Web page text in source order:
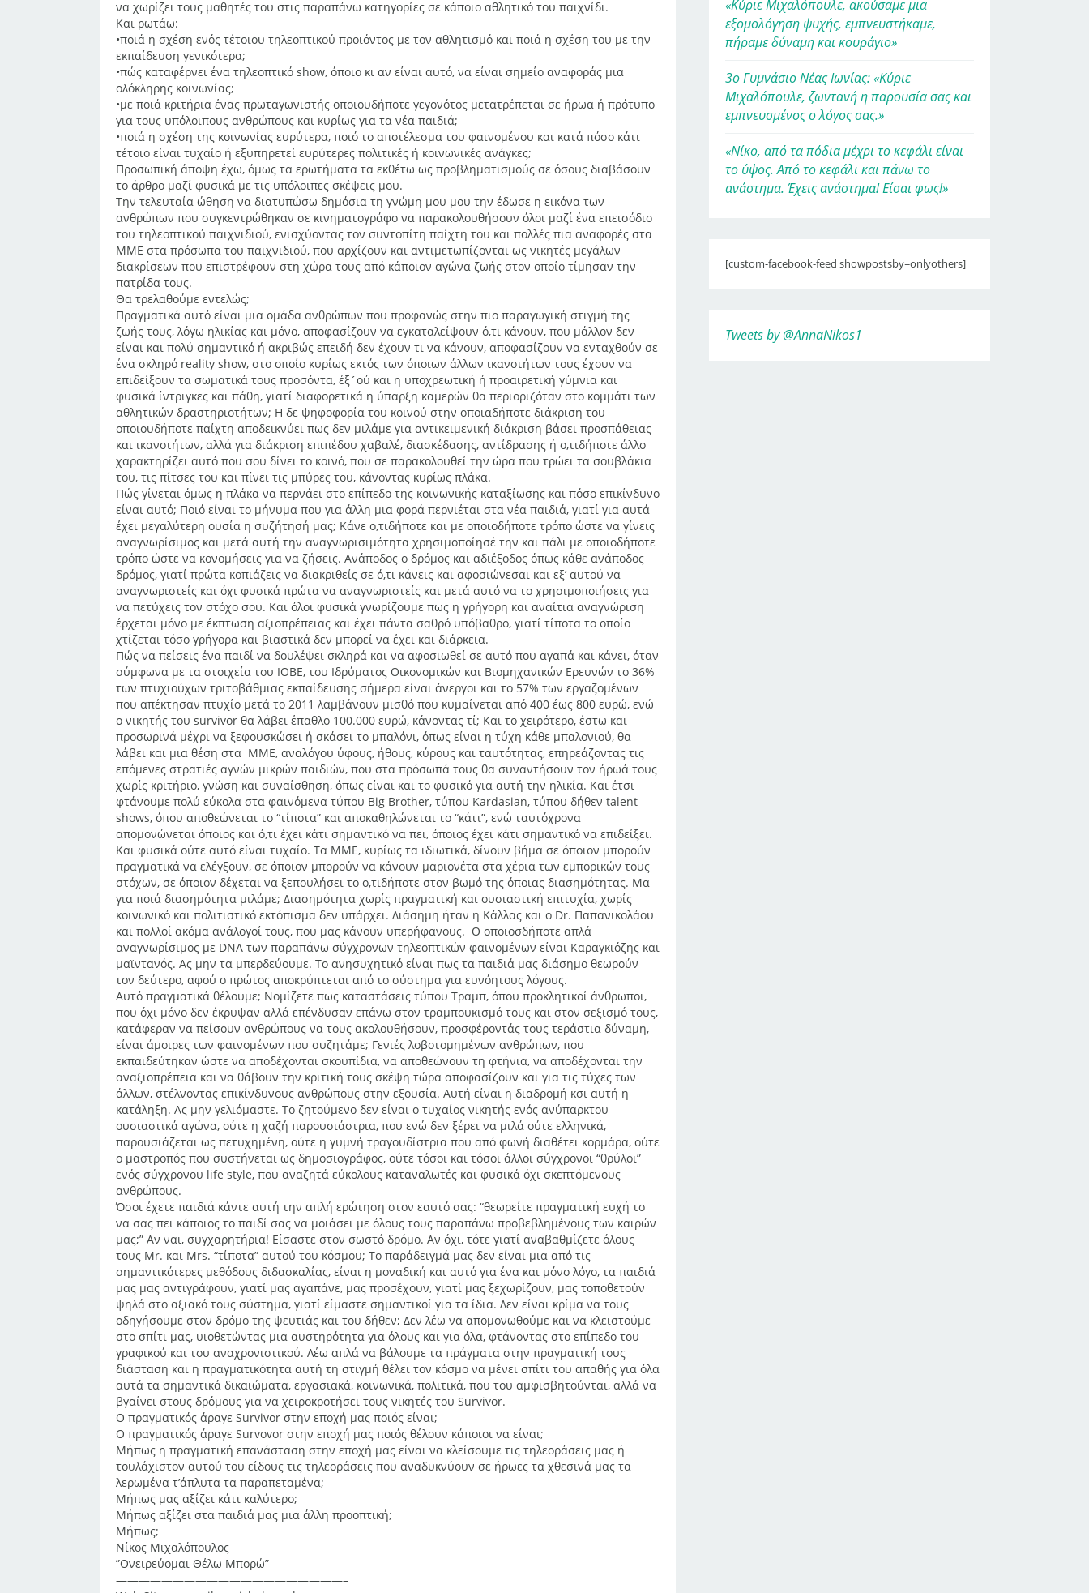
να χωρίζει τους μαθητές του στις παραπάνω κατηγορίες σε κάποιο αθλητικό του παιχνίδι.
Και ρωτάω:
•ποιά η σχέση ενός τέτοιου τηλεοπτικού προϊόντος με τον αθλητισμό και ποιά η σχέση του με την
εκπαίδευση γενικότερα;
•πώς καταφέρνει ένα τηλεοπτικό show, όποιο κι αν είναι αυτό, να είναι σημείο αναφοράς μια
ολόκληρης κοινωνίας;
•με ποιά κριτήρια ένας πρωταγωνιστής οποιουδήποτε γεγονότος μετατρέπεται σε ήρωα ή πρότυπο
για τους υπόλοιπους ανθρώπους και κυρίως για τα νέα παιδιά;
•ποιά η σχέση της κοινωνίας ευρύτερα, ποιό το αποτέλεσμα του φαινομένου και κατά πόσο κάτι
τέτοιο είναι τυχαίο ή εξυπηρετεί ευρύτερες πολιτικές ή κοινωνικές ανάγκες;
Προσωπική άποψη έχω, όμως τα ερωτήματα τα εκθέτω ως προβληματισμούς σε όσους διαβάσουν
το άρθρο μαζί φυσικά με τις υπόλοιπες σκέψεις μου.
Την τελευταία ώθηση να διατυπώσω δημόσια τη γνώμη μου μου την έδωσε η εικόνα των
ανθρώπων που συγκεντρώθηκαν σε κινηματογράφο να παρακολουθήσουν όλοι μαζί ένα επεισόδιο
του τηλεοπτικού παιχνιδιού, ενισχύοντας τον συντοπίτη παίχτη του και πολλές πια αναφορές στα
ΜΜΕ στα πρόσωπα του παιχνιδιού, που αρχίζουν και αντιμετωπίζονται ως νικητές μεγάλων
διακρίσεων που επιστρέφουν στη χώρα τους από κάποιον αγώνα ζωής στον οποίο τίμησαν την
πατρίδα τους.
Θα τρελαθούμε εντελώς;
Πραγματικά αυτό είναι μια ομάδα ανθρώπων που προφανώς στην πιο παραγωγική στιγμή της
ζωής τους, λόγω ηλικίας και μόνο, αποφασίζουν να εγκαταλείψουν ό,τι κάνουν, που μάλλον δεν
είναι και πολύ σημαντικό ή ακριβώς επειδή δεν έχουν τι να κάνουν, αποφασίζουν να ενταχθούν σε
ένα σκληρό reality show, στο οποίο κυρίως εκτός των όποιων άλλων ικανοτήτων τους έχουν να
επιδείξουν τα σωματικά τους προσόντα, έξ´ού και η υποχρεωτική ή προαιρετική γύμνια και
φυσικά ίντριγκες και πάθη, γιατί διαφορετικά η ύπαρξη καμερών θα περιοριζόταν στο κομμάτι των
αθλητικών δραστηριοτήτων; Η δε ψηφοφορία του κοινού στην οποιαδήποτε διάκριση του
οποιουδήποτε παίχτη αποδεικνύει πως δεν μιλάμε για αντικειμενική διάκριση βάσει προσπάθειας
και ικανοτήτων, αλλά για διάκριση επιπέδου χαβαλέ, διασκέδασης, αντίδρασης ή ο,τιδήποτε άλλο
χαρακτηρίζει αυτό που σου δίνει το κοινό, που σε παρακολουθεί την ώρα που τρώει τα σουβλάκια
του, τις πίτσες του και πίνει τις μπύρες του, κάνοντας κυρίως πλάκα.
Πώς γίνεται όμως η πλάκα να περνάει στο επίπεδο της κοινωνικής καταξίωσης και πόσο επικίνδυνο
είναι αυτό; Ποιό είναι το μήνυμα που για άλλη μια φορά περνιέται στα νέα παιδιά, γιατί για αυτά
έχει μεγαλύτερη ουσία η συζήτησή μας; Κάνε ο,τιδήποτε και με οποιοδήποτε τρόπο ώστε να γίνεις
αναγνωρίσιμος και μετά αυτή την αναγνωρισιμότητα χρησιμοποίησέ την και πάλι με οποιοδήποτε
τρόπο ώστε να κονομήσεις για να ζήσεις. Ανάποδος ο δρόμος και αδιέξοδος όπως κάθε ανάποδος
δρόμος, γιατί πρώτα κοπιάζεις να διακριθείς σε ό,τι κάνεις και αφοσιώνεσαι και εξ’ αυτού να
αναγνωριστείς και όχι φυσικά πρώτα να αναγνωριστείς και μετά αυτό να το χρησιμοποιήσεις για
να πετύχεις τον στόχο σου. Και όλοι φυσικά γνωρίζουμε πως η γρήγορη και αναίτια αναγνώριση
έρχεται μόνο με έκπτωση αξιοπρέπειας και έχει πάντα σαθρό υπόβαθρο, γιατί τίποτα το οποίο
χτίζεται τόσο γρήγορα και βιαστικά δεν μπορεί να έχει και διάρκεια.
Πώς να πείσεις ένα παιδί να δουλέψει σκληρά και να αφοσιωθεί σε αυτό που αγαπά και κάνει, όταν
σύμφωνα με τα στοιχεία του ΙΟΒΕ, του Ιδρύματος Οικονομικών και Βιομηχανικών Ερευνών το 36%
των πτυχιούχων τριτοβάθμιας εκπαίδευσης σήμερα είναι άνεργοι και το 57% των εργαζομένων
που απέκτησαν πτυχίο μετά το 2011 λαμβάνουν μισθό που κυμαίνεται από 400 έως 800 ευρώ, ενώ
ο νικητής του survivor θα λάβει έπαθλο 100.000 ευρώ, κάνοντας τί; Και το χειρότερο, έστω και
προσωρινά μέχρι να ξεφουσκώσει ή σκάσει το μπαλόνι, όπως είναι η τύχη κάθε μπαλονιού, θα
λάβει και μια θέση στα ΜΜΕ, αναλόγου ύφους, ήθους, κύρους και ταυτότητας, επηρεάζοντας τις
επόμενες στρατιές αγνών μικρών παιδιών, που στα πρόσωπά τους θα συναντήσουν τον ήρωά τους
χωρίς κριτήριο, γνώση και συναίσθηση, όπως είναι και το φυσικό για αυτή την ηλικία. Και έτσι
φτάνουμε πολύ εύκολα στα φαινόμενα τύπου Big Brother, τύπου Kardasian, τύπου δήθεν talent
shows, όπου αποθεώνεται το “τίποτα” και αποκαθηλώνεται το “κάτι”, ενώ ταυτόχρονα
απομονώνεται όποιος και ό,τι έχει κάτι σημαντικό να πει, όποιος έχει κάτι σημαντικό να επιδείξει.
Και φυσικά ούτε αυτό είναι τυχαίο. Τα ΜΜΕ, κυρίως τα ιδιωτικά, δίνουν βήμα σε όποιον μπορούν
πραγματικά να ελέγξουν, σε όποιον μπορούν να κάνουν μαριονέτα στα χέρια των εμπορικών τους
στόχων, σε όποιον δέχεται να ξεπουλήσει το ο,τιδήποτε στον βωμό της όποιας διασημότητας. Μα
για ποιά διασημότητα μιλάμε; Διασημότητα χωρίς πραγματική και ουσιαστική επιτυχία, χωρίς
κοινωνικό και πολιτιστικό εκτόπισμα δεν υπάρχει. Διάσημη ήταν η Κάλλας και ο Dr. Παπανικολάου
και πολλοί ακόμα ανάλογοί τους, που μας κάνουν υπερήφανους. Ο οποιοσδήποτε απλά
αναγνωρίσιμος με DNA των παραπάνω σύγχρονων τηλεοπτικών φαινομένων είναι Καραγκιόζης και
μαϊντανός. Ας μην τα μπερδεύουμε. Το ανησυχητικό είναι πως τα παιδιά μας διάσημο θεωρούν
τον δεύτερο, αφού ο πρώτος αποκρύπτεται από το σύστημα για ευνόητους λόγους.
Αυτό πραγματικά θέλουμε; Νομίζετε πως καταστάσεις τύπου Τραμπ, όπου προκλητικοί άνθρωποι,
που όχι μόνο δεν έκρυψαν αλλά επένδυσαν επάνω στον τραμπουκισμό τους και στον σεξισμό τους,
κατάφεραν να πείσουν ανθρώπους να τους ακολουθήσουν, προσφέροντάς τους τεράστια δύναμη,
είναι άμοιρες των φαινομένων που συζητάμε; Γενιές λοβοτομημένων ανθρώπων, που
εκπαιδεύτηκαν ώστε να αποδέχονται σκουπίδια, να αποθεώνουν τη φτήνια, να αποδέχονται την
αναξιοπρέπεια και να θάβουν την κριτική τους σκέψη τώρα αποφασίζουν και για τις τύχες των
άλλων, στέλνοντας επικίνδυνους ανθρώπους στην εξουσία. Αυτή είναι η διαδρομή κσι αυτή η
κατάληξη. Ας μην γελιόμαστε. Το ζητούμενο δεν είναι ο τυχαίος νικητής ενός ανύπαρκτου
ουσιαστικά αγώνα, ούτε η χαζή παρουσιάστρια, που ενώ δεν ξέρει να μιλά ούτε ελληνικά,
παρουσιάζεται ως πετυχημένη, ούτε η γυμνή τραγουδίστρια που από φωνή διαθέτει κορμάρα, ούτε
ο μαστροπός που συστήνεται ως δημοσιογράφος, ούτε τόσοι και τόσοι άλλοι σύγχρονοι “θρύλοι”
ενός σύγχρονου life style, που αναζητά εύκολους καταναλωτές και φυσικά όχι σκεπτόμενους
ανθρώπους.
Όσοι έχετε παιδιά κάντε αυτή την απλή ερώτηση στον εαυτό σας: “θεωρείτε πραγματική ευχή το
να σας πει κάποιος το παιδί σας να μοιάσει με όλους τους παραπάνω προβεβλημένους των καιρών
μας;” Αν ναι, συγχαρητήρια! Είσαστε στον σωστό δρόμο. Αν όχι, τότε γιατί αναβαθμίζετε όλους
τους Mr. και Mrs. “τίποτα” αυτού του κόσμου; Το παράδειγμά μας δεν είναι μια από τις
σημαντικότερες μεθόδους διδασκαλίας, είναι η μοναδική και αυτό για ένα και μόνο λόγο, τα παιδιά
μας μας αντιγράφουν, γιατί μας αγαπάνε, μας προσέχουν, γιατί μας ξεχωρίζουν, μας τοποθετούν
ψηλά στο αξιακό τους σύστημα, γιατί είμαστε σημαντικοί για τα ίδια. Δεν είναι κρίμα να τους
οδηγήσουμε στον δρόμο της ψευτιάς και του δήθεν; Δεν λέω να απομονωθούμε και να κλειστούμε
στο σπίτι μας, υιοθετώντας μια αυστηρότητα για όλους και για όλα, φτάνοντας στο επίπεδο του
γραφικού και του αναχρονιστικού. Λέω απλά να βάλουμε τα πράγματα στην πραγματική τους
διάσταση και η πραγματικότητα αυτή τη στιγμή θέλει τον κόσμο να μένει σπίτι του απαθής για όλα
αυτά τα σημαντικά δικαιώματα, εργασιακά, κοινωνικά, πολιτικά, που του αμφισβητούνται, αλλά να
βγαίνει στους δρόμους για να χειροκροτήσει τους νικητές του Survivor.
Ο πραγματικός άραγε Survivor στην εποχή μας ποιός είναι;
Ο πραγματικός άραγε Survovor στην εποχή μας ποιός θέλουν κάποιοι να είναι;
Μήπως η πραγματική επανάσταση στην εποχή μας είναι να κλείσουμε τις τηλεοράσεις μας ή
τουλάχιστον αυτού του είδους τις τηλεοράσεις που αναδυκνύουν σε ήρωες τα χθεσινά μας τα
λερωμένα τ’άπλυτα τα παραπεταμένα;
Μήπως μας αξίζει κάτι καλύτερο;
Μήπως αξίζει στα παιδιά μας μια άλλη προοπτική;
Μήπως;
Νίκος Μιχαλόπουλος
”Ονειρεύομαι Θέλω Μπορώ”
————————————————————–
«Κύριε Μιχαλόπουλε, ακούσαμε μια
εξομολόγηση ψυχής, εμπνευστήκαμε,
πήραμε δύναμη και κουράγιο»
3ο Γυμνάσιο Νέας Ιωνίας: «Κύριε
Μιχαλόπουλε, ζωντανή η παρουσία σας και
εμπνευσμένος ο λόγος σας.»
«Νίκο, από τα πόδια μέχρι το κεφάλι είναι
το ύψος. Από το κεφάλι και πάνω το
ανάστημα. Έχεις ανάστημα! Είσαι φως!»
[custom-facebook-feed showpostsby=onlyothers]
Tweets by @AnnaNikos1